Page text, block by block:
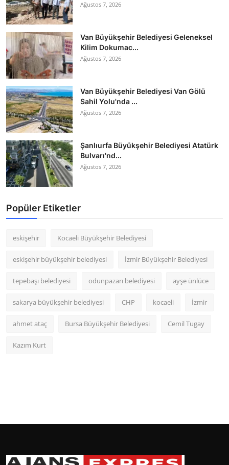
Ağustos 7, 2026
Van Büyükşehir Belediyesi Geleneksel
Kilim Dokumac...
Ağustos 7, 2026
Van Büyükşehir Belediyesi Van Gölü
Sahil Yolu'nda ...
Ağustos 7, 2026
Şanlıurfa Büyükşehir Belediyesi Atatürk
Bulvarı'nd...
Ağustos 7, 2026
Popüler Etiketler
eskişehir Kocaeli Büyükşehir Belediyesi
eskişehir büyükşehir belediyesi İzmir Büyükşehir Belediyesi
tepebaşı belediyesi odunpazarı belediyesi ayşe ünlüce
sakarya büyükşehir belediyesi CHP kocaeli İzmir
ahmet ataç Bursa Büyükşehir Belediyesi Cemil Tugay
Kazım Kurt